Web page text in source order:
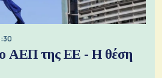
ΑΕΠ της ΕΕ - Η θέση